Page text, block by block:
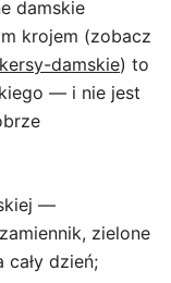
damskie
krojem (zobacz
damskie) to
— i nie jest
—
zielone
dzień;